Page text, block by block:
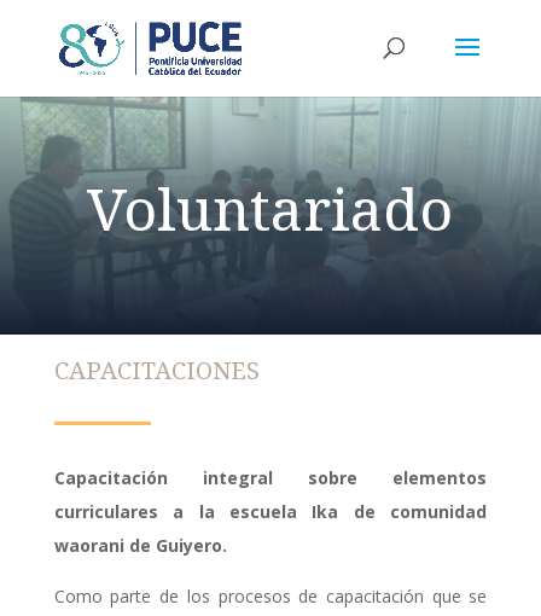
Voluntariado
CAPACITACIONES
Capacitación integral sobre elementos
curriculares a la escuela Ika de comunidad
waorani de Guiyero.
Como parte de los procesos de capacitación que se